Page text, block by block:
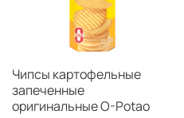
Чипсы картофельные
запеченные
оригинальные O-Potao